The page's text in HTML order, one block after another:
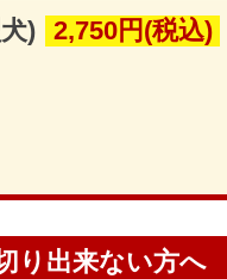
) 2,750円(税込)
り出来ない方へ